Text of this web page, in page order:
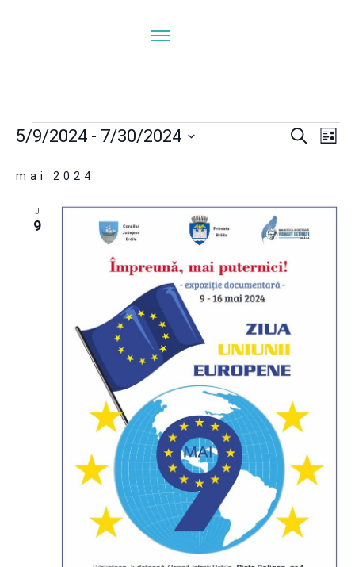
Evenimente
în
și
Caută
Listă
5/9/2024 - 7/30/2024
data.
mai 2024
J
9